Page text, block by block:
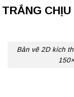
TRẮNG
Bản vẽ 2D kích